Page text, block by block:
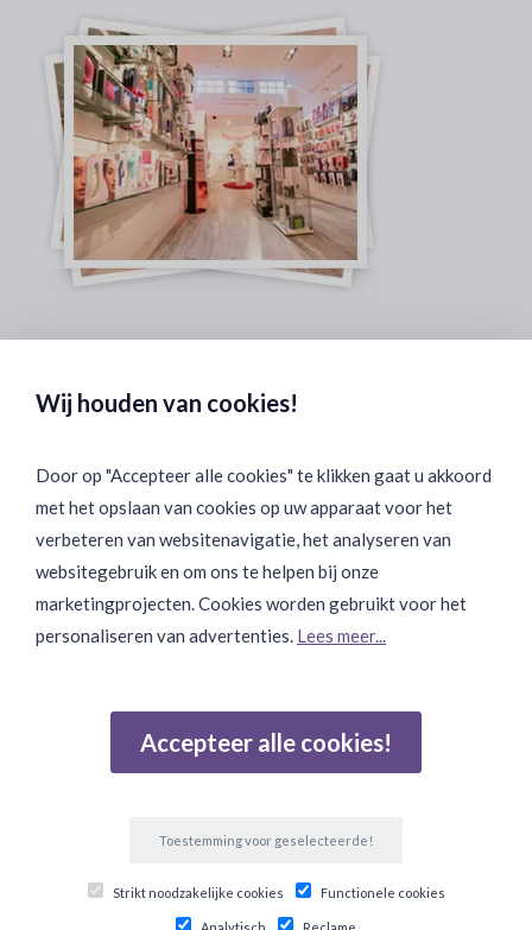
Binnen 24 uur Discreet Bezorgd:
Join Onze Community:
© Copyright 2026 Ten Twelve Lifestyle E-Commerce. Alle
prijzen zijn incl btw.
Wij houden van cookies!
Door op "Accepteer alle cookies" te klikken gaat u akkoord
met het opslaan van cookies op uw apparaat voor het
verbeteren van websitenavigatie, het analyseren van
websitegebruik en om ons te helpen bij onze
marketingprojecten. Cookies worden gebruikt voor het
personaliseren van advertenties. Lees meer...
Accepteer alle cookies!
Toestemming voor geselecteerde!
Strikt noodzakelijke cookies Functionele cookies